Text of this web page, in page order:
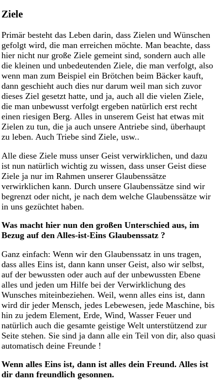
Ziele
Primär besteht das Leben darin, dass Zielen und Wünschen
gefolgt wird, die man erreichen möchte. Man beachte, dass
hier nicht nur große Ziele gemeint sind, sondern auch alle
die kleinen und unbedeutenden Ziele, die man verfolgt, also
wenn man zum Beispiel ein Brötchen beim Bäcker kauft,
dann geschieht auch dies nur darum weil man sich zuvor
dieses Ziel gesetzt hatte, und ja, auch all die vielen Ziele,
die man unbewusst verfolgt ergeben natürlich erst recht
einen riesigen Berg. Alles in unserem Geist hat etwas mit
Zielen zu tun, die ja auch unsere Antriebe sind, überhaupt
zu leben. Auch Triebe sind Ziele, usw..
Alle diese Ziele muss unser Geist verwirklichen, und dazu
ist nun natürlich wichtig zu wissen, dass unser Geist diese
Ziele ja nur im Rahmen unserer Glaubenssätze
verwirklichen kann. Durch unsere Glaubenssätze sind wir
begrenzt oder nicht, je nach dem welche Glaubenssätze wir
in uns gezüchtet haben.
Was macht hier nun den großen Unterschied aus, im
Bezug auf den Alles-ist-Eins Glaubenssatz ?
Ganz einfach: Wenn wir den Glaubenssatz in uns tragen,
dass alles Eins ist, dann kann unser Geist, also wir selbst,
auf der bewussten oder auch auf der unbewussten Ebene
alles und jeden um Hilfe bei der Verwirklichung des
Wunsches miteinbeziehen. Weil, wenn alles eins ist, dann
wird dir jeder Mensch, jedes Lebewesen, jede Maschine, bis
hin zu jedem Element, Erde, Wind, Wasser Feuer und
natürlich auch die gesamte geistige Welt unterstützend zur
Seite stehen. Sie sind ja dann alle ein Teil von dir, also quasi
automatisch deine Freunde !
Wenn alles Eins ist, dann ist alles dein Freund. Alles ist
dir dann freundlich gesonnen.